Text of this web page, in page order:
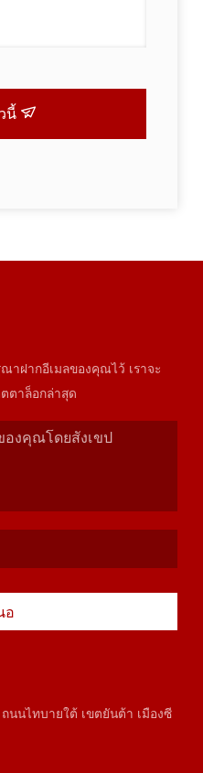
นี้
าฝากอีเมลของคุณไว้ เราจะ
นำเสนอแคตตาล็อกล่าสุด
อ
ถนนไทบายใต้ เขตยันต้า เมืองซี